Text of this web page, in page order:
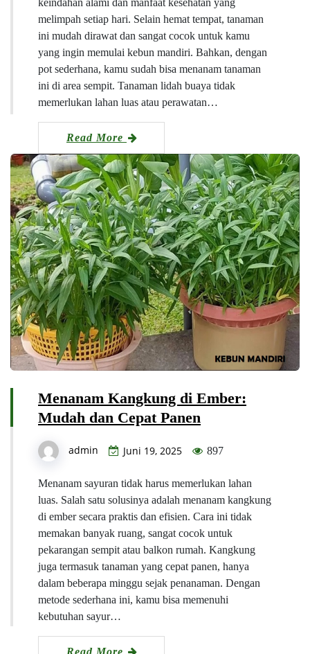
melimpah setiap hari. Selain hemat tempat, tanaman
ini mudah dirawat dan sangat cocok untuk kamu
yang ingin memulai kebun mandiri. Bahkan, dengan
pot sederhana, kamu sudah bisa menanam tanaman
ini di area sempit. Tanaman lidah buaya tidak
memerlukan lahan luas atau perawatan…
Read More
Menanam Kangkung di Ember:
Mudah dan Cepat Panen
admin Juni 19, 2025 897
Menanam sayuran tidak harus memerlukan lahan
luas. Salah satu solusinya adalah menanam kangkung
di ember secara praktis dan efisien. Cara ini tidak
memakan banyak ruang, sangat cocok untuk
pekarangan sempit atau balkon rumah. Kangkung
juga termasuk tanaman yang cepat panen, hanya
dalam beberapa minggu sejak penanaman. Dengan
metode sederhana ini, kamu bisa memenuhi
kebutuhan sayur…